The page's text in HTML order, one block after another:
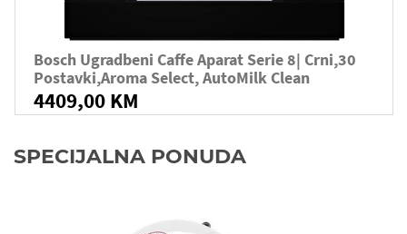
Bosch Ugradbeni Caffe Aparat Serie 8| Crni,30
Postavki,Aroma Select, AutoMilk Clean
4409,00 KM
SPECIJALNA PONUDA